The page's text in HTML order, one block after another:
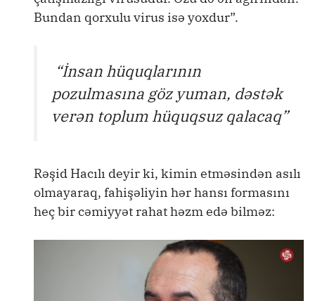
Bundan qorxulu virus isə yoxdur”.
“İnsan hüquqlarının
pozulmasına göz yuman, dəstək
verən toplum hüquqsuz qalacaq”
Rəşid Hacılı deyir ki, kimin etməsindən asılı
olmayaraq, fahişəliyin hər hansı formasını
heç bir cəmiyyət rahat həzm edə bilməz: